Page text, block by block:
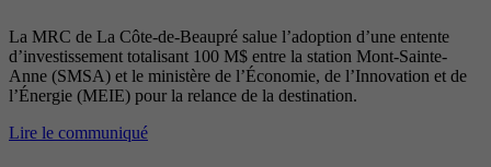
La MRC de La Côte-de-Beaupré salue l’adoption d’une entente
d’investissement totalisant 100 M$ entre la station Mont-Sainte-
Anne (SMSA) et le ministère de l’Économie, de l’Innovation et de
l’Énergie (MEIE) pour la relance de la destination.
Lire le communiqué